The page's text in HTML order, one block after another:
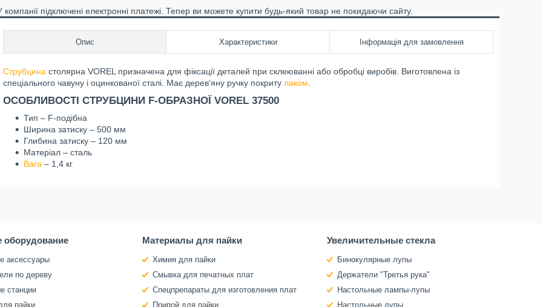
компанії підключені електронні платежі. Тепер ви можете купити будь-який товар не покидаючи сайту.
Опис Характеристики Інформація для замовлення
Струбцина столярна VOREL призначена для фіксації деталей при склеюванні або обробці виробів. Виготовлена із
спеціального чавуну і оцинкованої сталі. Має дерев'яну ручку покриту лаком
ОСОБЛИВОСТІ СТРУБЦИНИ F-ОБРАЗНОЇ VOREL 37500
Тип – F-подібна
Ширина затиску – 500 мм
Глибина затиску – 120 мм
Матеріал – сталь
Вага – 1,4 кг
оборудование
аксессуары
по дереву
станции
пайки
Материалы для пайки
Химия для пайки
Смывка для печатных плат
Спецпрепараты для изготовления плат
Припой для пайки
Увеличительные стекла
Бинокулярные лупы
Держатели "Третья рука"
Настольные лампы-лупы
Настольные лупы